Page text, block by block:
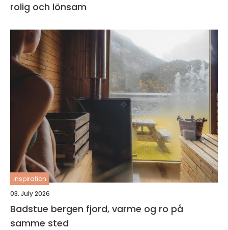
rolig och lönsam
inspiration
03. July 2026
Badstue bergen fjord, varme og ro på
samme sted